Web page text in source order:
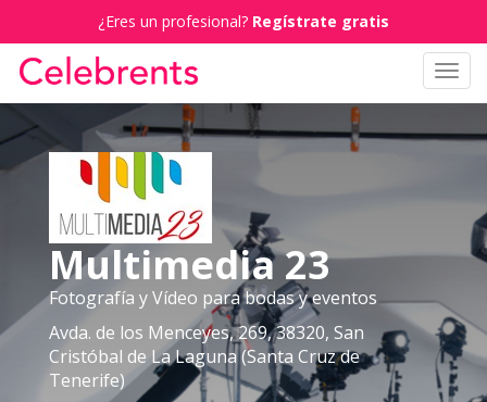
¿Eres un profesional? Regístrate gratis
Multimedia 23
Fotografía y Vídeo para bodas y eventos
Avda. de los Menceyes, 269, 38320, San
Cristóbal de La Laguna (Santa Cruz de
Tenerife)